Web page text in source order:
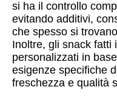
si ha il controllo
evitando additivi,
che spesso si
Inoltre, gli snack fatti
personalizzati in
esigenze specifiche
freschezza e qualità